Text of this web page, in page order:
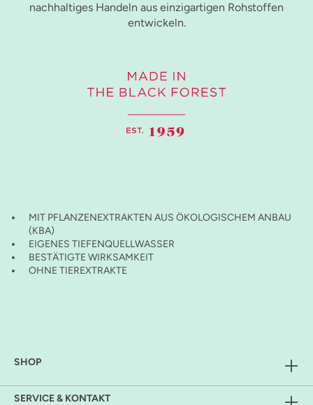
nachhaltiges Handeln aus einzigartigen Rohstoffen
entwickeln.
MIT PFLANZENEXTRAKTEN AUS ÖKOLOGISCHEM ANBAU
(KBA)
EIGENES TIEFENQUELLWASSER
BESTÄTIGTE WIRKSAMKEIT
OHNE TIEREXTRAKTE
SHOP
SERVICE & KONTAKT